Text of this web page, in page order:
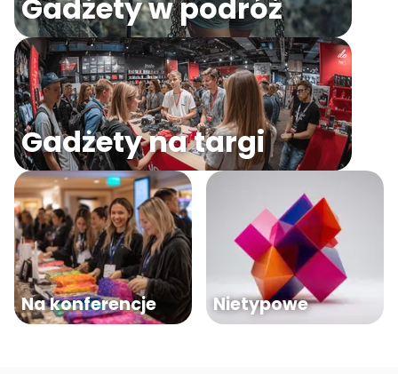
Gadżety w podróż
Gadżety na targi
Na konferencje Nietypowe